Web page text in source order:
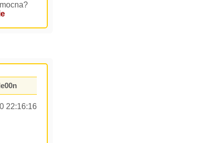
22:16:16